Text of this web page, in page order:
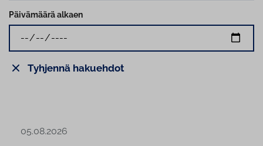
05.08.2026
Päivämäärä alkaen
Tyhjennä hakuehdot